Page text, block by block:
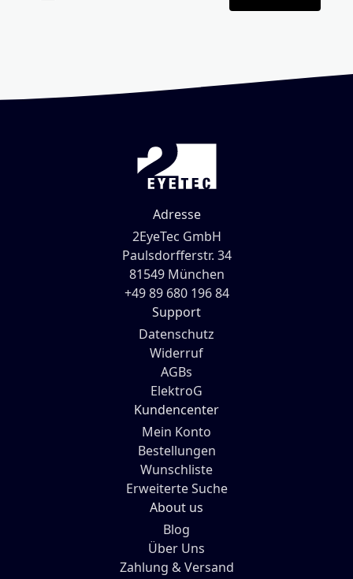
Adresse
2EyeTec GmbH
Paulsdorfferstr. 34
81549 München
+49 89 680 196 84
Support
Datenschutz
Widerruf
AGBs
ElektroG
Kundencenter
Mein Konto
Bestellungen
Wunschliste
Erweiterte Suche
About us
Blog
Über Uns
Zahlung & Versand